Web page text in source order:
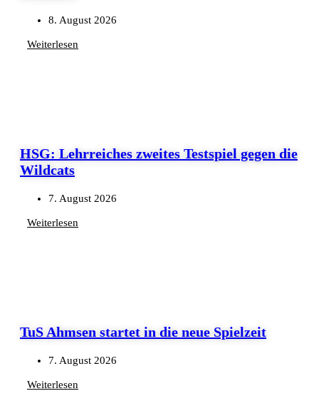
8. August 2026
Weiterlesen
HSG: Lehrreiches zweites Testspiel gegen die
Wildcats
7. August 2026
Weiterlesen
TuS Ahmsen startet in die neue Spielzeit
7. August 2026
Weiterlesen